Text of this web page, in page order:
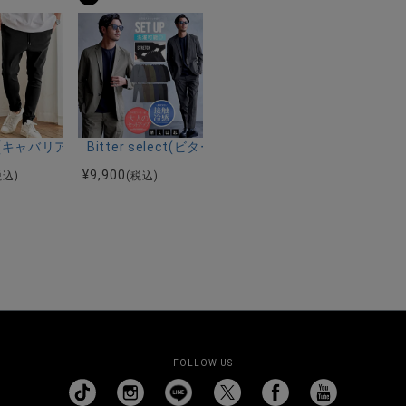
バンドカラー半袖シャツ＆イージーパンツ/全2色
袖Tシャツ/全4色
ャバリア)ストレッチジョッパーパンツ/全4色
)
Bitter select(ビターセレクト)接触冷感スーパース
¥9,900 (税込)
FOLLOW US